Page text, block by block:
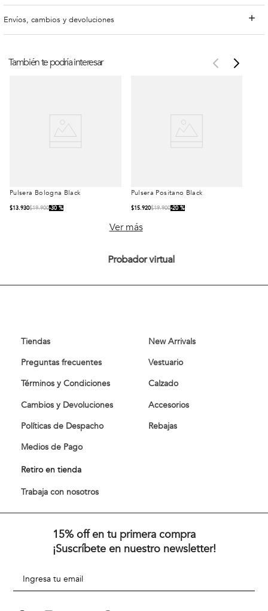
Envíos, cambios y devoluciones
También te podría interesar
Pulsera Bologna Black
$13.930$19.900 30 %
Pulsera Positano Black
$15.920$19.900 20 %
Comprar
Ver más
Probador virtual
Tiendas
Preguntas frecuentes
Términos y Condiciones
Cambios y Devoluciones
Políticas de Despacho
Medios de Pago
Retiro en tienda
Trabaja con nosotros
New Arrivals
Vestuario
Calzado
Accesorios
Rebajas
15% off en tu primera compra
¡Suscríbete en nuestro newsletter!